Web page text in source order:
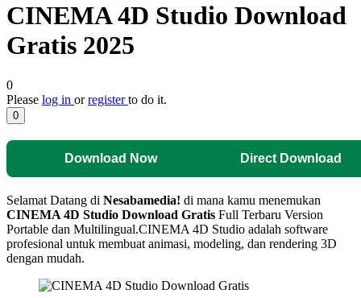
CINEMA 4D Studio Download
Gratis 2025
0
Please log in orregisterto do it.
0
Download Now Direct Download
Selamat Datang di Nesabamedia! di mana kamu menemukan
CINEMA 4D Studio Download Gratis Full Terbaru Version
Portable dan Multilingual.CINEMA 4D Studio adalah software
profesional untuk membuat animasi, modeling, dan rendering 3D
dengan mudah.